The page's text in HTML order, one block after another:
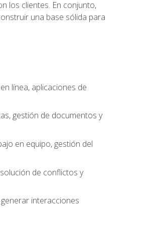
los clientes. En conjunto,
una base sólida para
línea, aplicaciones de
gestión de documentos y
en equipo, gestión del
de conflictos y
interacciones